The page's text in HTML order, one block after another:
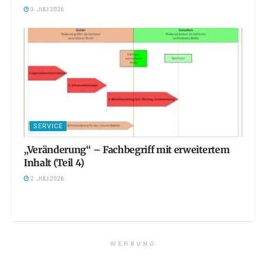
3. JULI 2026
SERVICE
„Veränderung“ – Fachbegriff mit erweitertem
Inhalt (Teil 4)
2. JULI 2026
WERBUNG